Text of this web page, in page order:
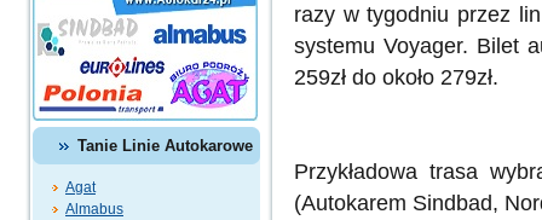
Tanie Linie Autokarowe
Agat
Almabus
razy w tygodniu przez
systemu Voyager. Bilet
259zł do około 279zł.
Przykładowa trasa
(Autokarem Sindbad,